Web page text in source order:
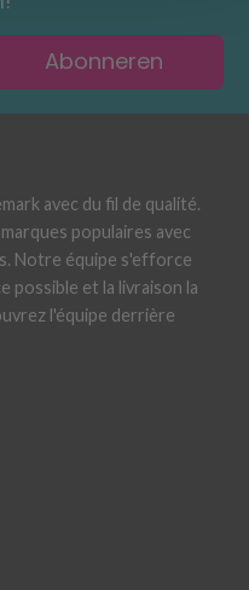
Abonneren
avec du fil de qualité.
populaires avec
Notre équipe s'efforce
possible et la livraison la
l'équipe derrière